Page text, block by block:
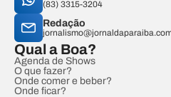
(83) 3315-3204
Redação
Qual a Boa?
Agenda de Shows
O que fazer?
Onde comer e beber?
Onde ficar?